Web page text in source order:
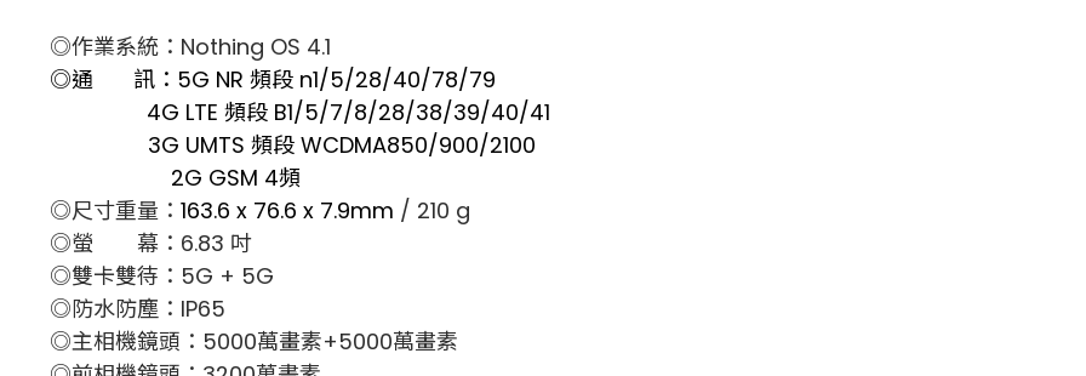
◎作業系統：Nothing OS 4.1
◎通 訊：5G NR 頻段 n1/5/28/40/78/79
4G LTE 頻段 B1/5/7/8/28/38/39/40/41
3G UMTS 頻段 WCDMA850/900/2100
2G GSM 4頻
◎尺寸重量： 163.6 x 76.6 x 7.9mm / 210 g
◎螢 幕：6.83 吋
◎雙卡雙待：5G + 5G
◎防水防塵：IP65
◎主相機鏡頭：5000萬畫素+5000萬畫素